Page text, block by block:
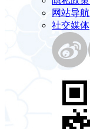
网站导航
社交媒体